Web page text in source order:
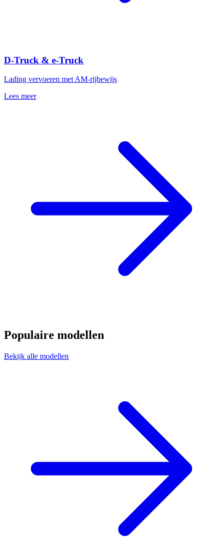
D-Truck & e-Truck
Lading vervoeren met AM-rijbewijs
Lees meer
Populaire modellen
Bekijk alle modellen